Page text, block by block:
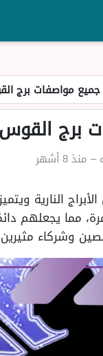
جميع مواصفات برج
برج القوس
– منذ 8 أشهر
النارية
مما يجعلهم
وشركاء